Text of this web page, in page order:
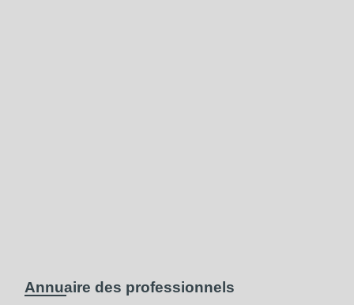
Annuaire des professionnels